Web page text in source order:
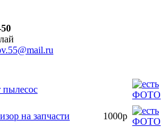
пылесос
на запчасти 1000р